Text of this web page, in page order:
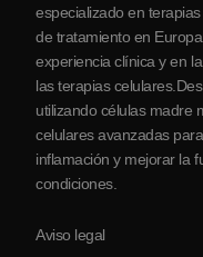
Colaboraciones
especializado en
de tratamiento en
experiencia clínica y en
las terapias
utilizando células madre
celulares avanzadas
inflamación y mejorar la
condiciones.
Aviso legal